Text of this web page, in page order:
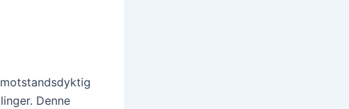
Denne